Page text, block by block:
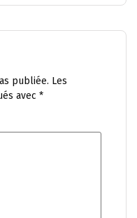
publiée. Les
avec *